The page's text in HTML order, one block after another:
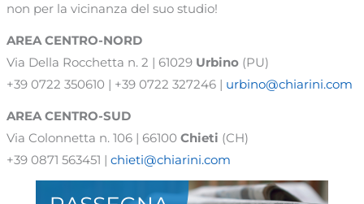
non per la vicinanza del suo studio!
AREA CENTRO-NORD
Via Della Rocchetta n. 2 | 61029 Urbino (PU)
+39 0722 350610 | +39 0722 327246 | urbino@chiarini.com
AREA CENTRO-SUD
Via Colonnetta n. 106 | 66100 Chieti (CH)
+39 0871 563451 | chieti@chiarini.com